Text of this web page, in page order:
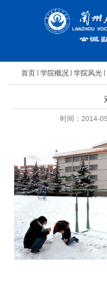
首页 学院概况 学院风光
时间：2014-